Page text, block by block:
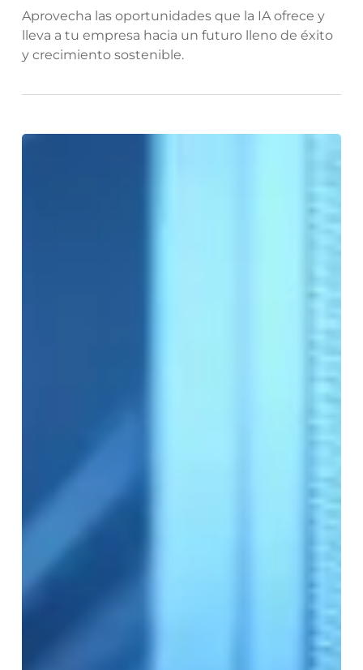
Aprovecha las oportunidades que la IA ofrece y
lleva a tu empresa hacia un futuro lleno de éxito
y crecimiento sostenible.